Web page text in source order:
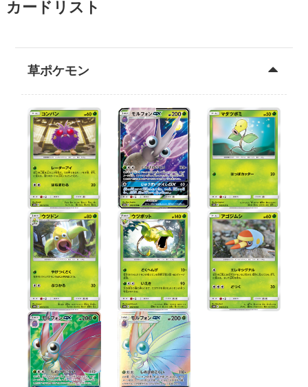
カードリスト
草ポケモン